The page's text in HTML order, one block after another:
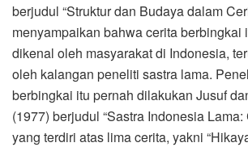
berjudul “Struktur dan Budaya dalam
menyampaikan bahwa cerita berbingkai
dikenal oleh masyarakat di Indonesia,
oleh kalangan peneliti sastra lama.
berbingkai itu pernah dilakukan Jusuf
(1977) berjudul “Sastra Indonesia
yang terdiri atas lima cerita, yakni